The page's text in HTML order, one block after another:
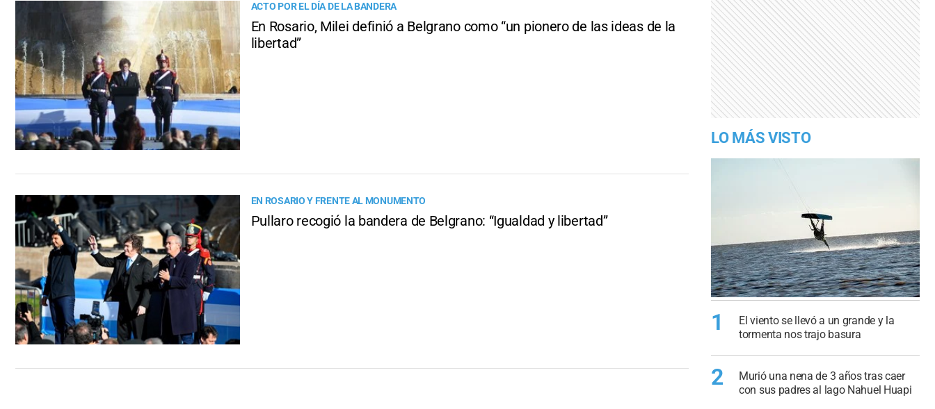
ACTO POR EL DÍA DE LA BANDERA
En Rosario, Milei definió a Belgrano como “un pionero de las ideas de la
libertad”
EN ROSARIO Y FRENTE AL MONUMENTO
Pullaro recogió la bandera de Belgrano: “Igualdad y libertad”
LO MÁS VISTO
1
El viento se llevó a un grande y la
tormenta nos trajo basura
2
Murió una nena de 3 años tras caer
con sus padres al lago Nahuel Huapi